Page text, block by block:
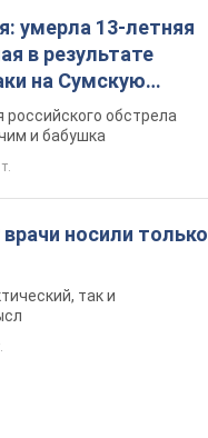
умерла 13-летняя
в результате
на Сумскую
российского обстрела
и бабушка
носили только
так и